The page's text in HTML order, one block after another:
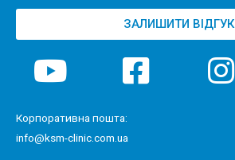
ЗАЛИШИТИ ВІДГУК
Корпоративна пошта:
info@ksm-clinic.com.ua